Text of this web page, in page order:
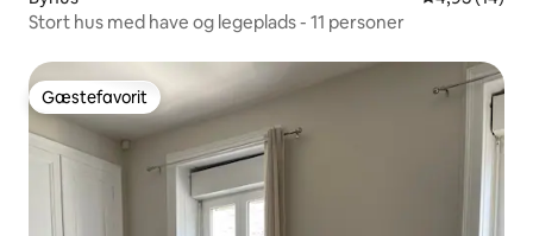
Stort hus med have og legeplads - 11 personer
Gæstefavorit
Gæstefavorit